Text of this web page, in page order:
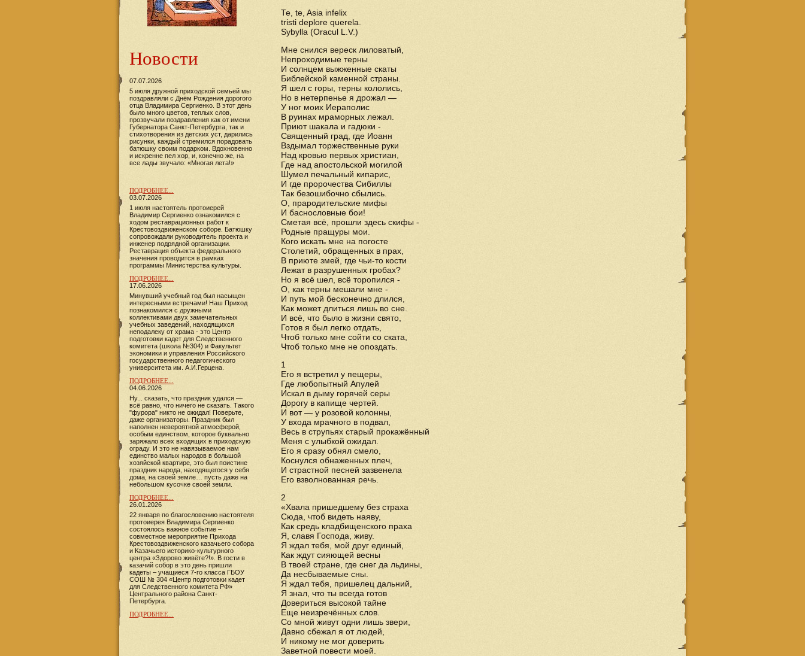
Те, te, Asia infelix
tristi deplore querela.
Sybylla (Oracul L.V.)
Мне снился вереск лиловатый,
Непроходимые терны
И солнцем выжженные скаты
Библейской каменной страны.
Я шел с горы, терны кололись,
Но в нетерпенье я дрожал —
У ног моих Иераполис
В руинах мраморных лежал.
Приют шакала и гадюки -
Священный град, где Иоанн
Вздымал торжественные руки
Над кровью первых христиан,
Где над апостольской могилой
Шумел печальный кипарис,
И где пророчества Сибиллы
Так безошибочно сбылись.
О, прародительские мифы
И баснословные бои!
Сметая всё, прошли здесь скифы -
Родные пращуры мои.
Кого искать мне на погосте
Столетий, обращенных в прах,
В приюте змей, где чьи-то кости
Лежат в разрушенных гробах?
Но я всё шел, всё торопился -
О, как терны мешали мне -
И путь мой бесконечно длился,
Как может длиться лишь во сне.
И всё, что было в жизни свято,
Готов я был легко отдать,
Чтоб только мне сойти со ската,
Чтоб только мне не опоздать.
1
Его я встретил у пещеры,
Где любопытный Апулей
Искал в дыму горячей серы
Дорогу в капище чертей.
И вот — у розовой колонны,
У входа мрачного в подвал,
Весь в струпьях старый прокажённый
Меня с улыбкой ожидал.
Его я сразу обнял смело,
Коснулся обнаженных плеч,
И страстной песней зазвенела
Его взволнованная речь.
2
«Хвала пришедшему без страха
Сюда, чтоб видеть наяву,
Как средь кладбищенского праха
Я, славя Господа, живу.
Я ждал тебя, мой друг единый,
Как ждут сияющей весны
В твоей стране, где снег да льдины,
Да несбываемые сны.
Я ждал тебя, пришелец дальний,
Я знал, что ты всегда готов
Довериться высокой тайне
Еще неизречённых слов.
Со мной живут одни лишь звери,
Давно сбежал я от людей,
И никому не мог доверить
Заветной повести моей.
Новости
07.07.2026
5 июля дружной приходской семьей мы
поздравляли с Днём Рождения дорогого
отца Владимира Сергиенко. В этот день
было много цветов, теплых слов,
прозвучали поздравления как от имени
Губернатора Санкт-Петербурга, так и
стихотворения из детских уст, дарились
рисунки, каждый стремился порадовать
батюшку своим подарком. Вдохновенно
и искренне пел хор, и, конечно же, на
все лады звучало: «Многая лета!»
ПОДРОБНЕЕ...
03.07.2026
1 июля настоятель протоиерей
Владимир Сергиенко ознакомился с
ходом реставрационных работ к
Крестовоздвиженском соборе. Батюшку
сопровождали руководитель проекта и
инженер подрядной организации.
Реставрация объекта федерального
значения проводится в рамках
программы Министерства культуры.
ПОДРОБНЕЕ...
17.06.2026
​​​​​​Минувший учебный год был насыщен
интересными встречами! Наш Приход
познакомился с дружными
коллективами двух замечательных
учебных заведений, находящихся
неподалеку от храма - это Центр
подготовки кадет для Следственного
комитета (школа №304) и Факультет
экономики и управления Российского
государственного педагогического
университета им. А.И.Герцена.
ПОДРОБНЕЕ...
04.06.2026
Ну... сказать, что праздник удался —
всё равно, что ничего не сказать. Такого
"фурора" никто не ожидал! Поверьте,
даже организаторы. Праздник был
наполнен невероятной атмосферой,
особым единством, которое буквально
заряжало всех входящих в приходскую
ограду. И это не навязываемое нам
единство малых народов в большой
хозяйской квартире, это был поистине
праздник народа, находящегося у себя
дома, на своей земле… пусть даже на
небольшом кусочке своей земли.
ПОДРОБНЕЕ...
26.01.2026
22 января по благословению настоятеля
протоиерея Владимира Сергиенко
состоялось важное событие –
совместное мероприятие Прихода
Крестовоздвиженского казачьего собора
и Казачьего историко-культурного
центра «Здорово живёте?!». В гости в
казачий собор в это день пришли
кадеты – учащиеся 7-го класса ГБОУ
СОШ № 304 «Центр подготовки кадет
для Следственного комитета РФ»
Центрального района Санкт-
Петербурга.
ПОДРОБНЕЕ...